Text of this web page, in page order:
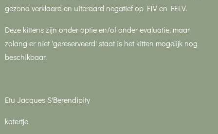
gezond verklaard en uiteraard negatief op FIV en FELV.
Deze kittens zijn onder optie en/of onder evaluatie, maar
zolang er niet 'gereserveerd' staat is het kitten mogelijk nog
beschikbaar.
Etu Jacques S'Berendipity
katertje